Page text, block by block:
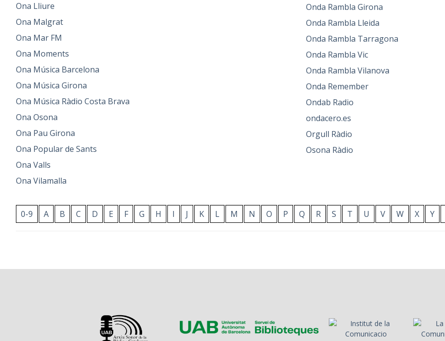
Ona Lliure
Ona Malgrat
Ona Mar FM
Ona Moments
Ona Música Barcelona
Ona Música Girona
Ona Música Ràdio Costa Brava
Ona Osona
Ona Pau Girona
Ona Popular de Sants
Ona Valls
Ona Vilamalla
Onda Rambla Girona
Onda Rambla Lleida
Onda Rambla Tarragona
Onda Rambla Vic
Onda Rambla Vilanova
Onda Remember
Ondab Radio
ondacero.es
Orgull Ràdio
Osona Ràdio
0-9 A B C D E F G H I J K L M N O P Q R S T U V W X Y